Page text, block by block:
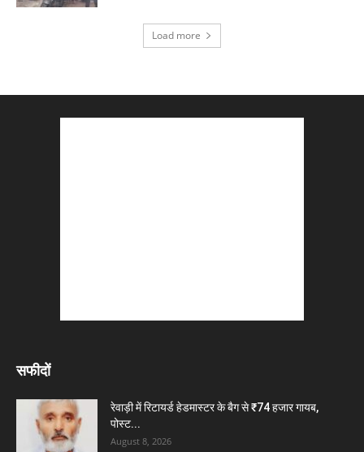
Load more
सफीदों
रेवाड़ी में रिटायर्ड हेडमास्टर के बैग से ₹74 हजार गायब,
पोस्ट...
August 8, 2026